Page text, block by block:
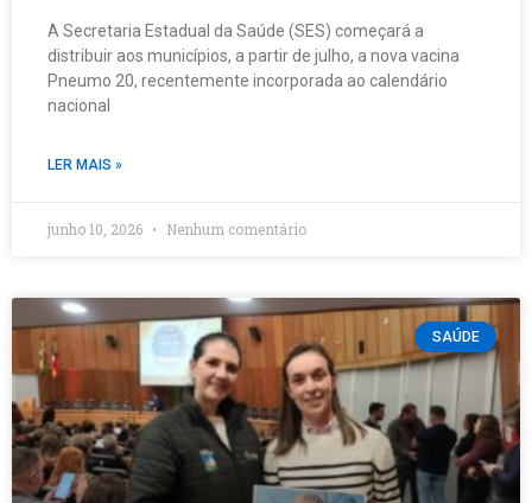
A Secretaria Estadual da Saúde (SES) começará a
distribuir aos municípios, a partir de julho, a nova vacina
Pneumo 20, recentemente incorporada ao calendário
nacional
LER MAIS »
junho 10, 2026 Nenhum comentário
SAÚDE